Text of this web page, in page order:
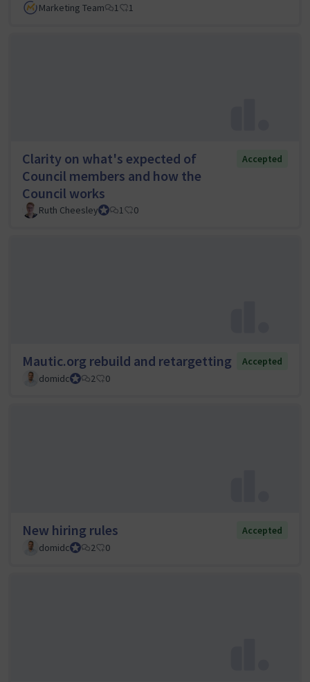
Marketing Team 1 1
Clarity on what's expected of
Council members and how the
Council works
Accepted
Ruth CheesleyMautic Project Lead
1 0
Mautic.org rebuild and retargetting
Accepted
domidcCouncil member
2 0
New hiring rules
Accepted
domidcCouncil member
2 0